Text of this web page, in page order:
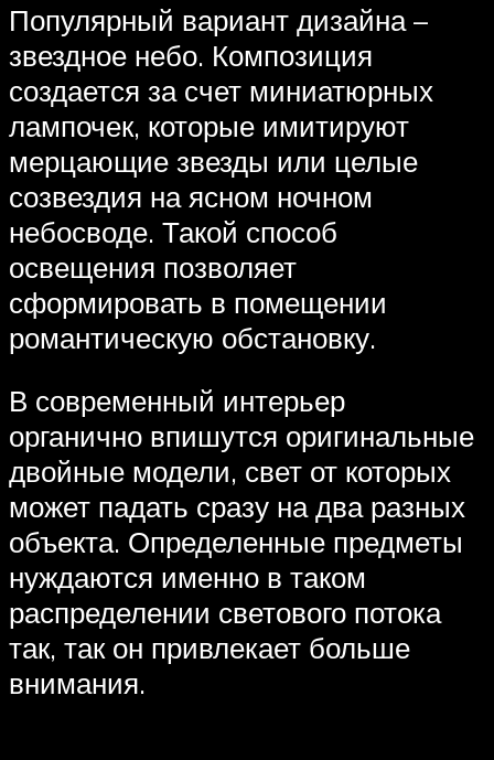
Популярный вариант дизайна –
звездное небо. Композиция
создается за счет миниатюрных
лампочек, которые имитируют
мерцающие звезды или целые
созвездия на ясном ночном
небосводе. Такой способ
освещения позволяет
сформировать в помещении
романтическую обстановку.
В современный интерьер
органично впишутся оригинальные
двойные модели, свет от которых
может падать сразу на два разных
объекта. Определенные предметы
нуждаются именно в таком
распределении светового потока
так, так он привлекает больше
внимания.